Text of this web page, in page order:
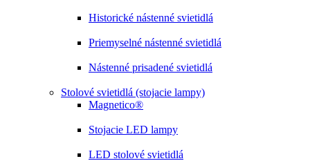
Historické nástenné svietidlá
Priemyselné nástenné svietidlá
Nástenné prisadené svietidlá
Stolové svietidlá (stojacie lampy)
Magnetico®
Stojacie LED lampy
LED stolové svietidlá